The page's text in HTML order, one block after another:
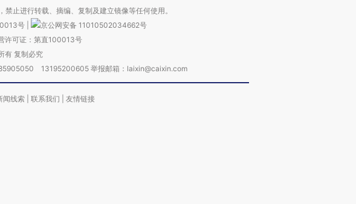
止进行转载、摘编、复制及建立镜像等任何使用。
号
京公网安备 11010502034662号
许可证：第直100013号
有 复制必究
85905050 13195200605 举报邮箱：laixin@caixin.com
闻线索 联系我们 友情链接